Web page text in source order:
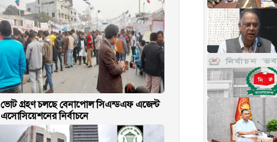
ভোট গ্রহণ চলছে বেনাপোল সিএন্ডএফ এজেন্ট
এসোসিয়েশনের নির্বাচনে